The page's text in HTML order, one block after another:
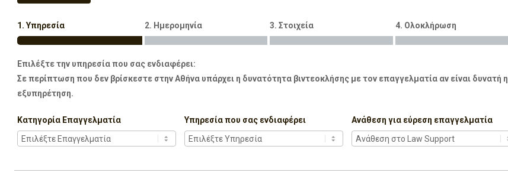
1. Υπηρεσία 2. Ημερομηνία 3. Στοιχεία 4. Ολοκλήρωση
Επιλέξτε την υπηρεσία που σας ενδιαφέρει:
Σε περίπτωση που δεν βρίσκεστε στην Αθήνα υπάρχει η δυνατότητα βιντεοκλήσης με τον επαγγελματία αν είναι δυνατή η
εξυπηρέτηση.
Κατηγορία Επαγγελματία Υπηρεσία που σας ενδιαφέρει Ανάθεση για εύρεση επαγγελματία